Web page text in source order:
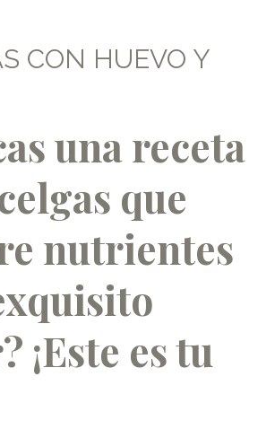
CON HUEVO Y
una receta
que
nutrientes
¡Este es tu